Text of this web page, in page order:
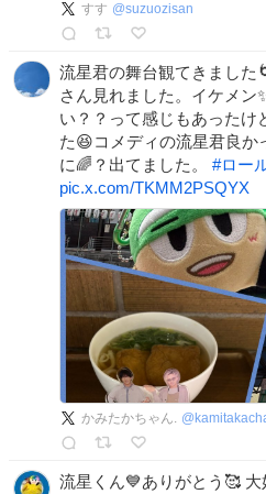
すす @suzuozisan
流星君の舞台観てきました
さん見れました。イケメン
い？？って感じもあったけ
た😆コメディの流星君良か
に🌈？出てました。 #ロー
pic.x.com/TKMM2PSQYX
かみたかちゃん. @
流星くん💙ありがとう🥰